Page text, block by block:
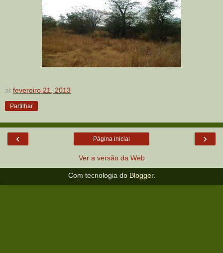
at fevereiro 21, 2013
Partilhar
‹ ›
Página inicial
Ver a versão da Web
Com tecnologia do Blogger.